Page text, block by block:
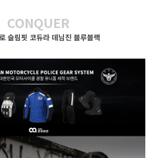
CONQUER
슬림핏 코듀라 데님진 블루블랙